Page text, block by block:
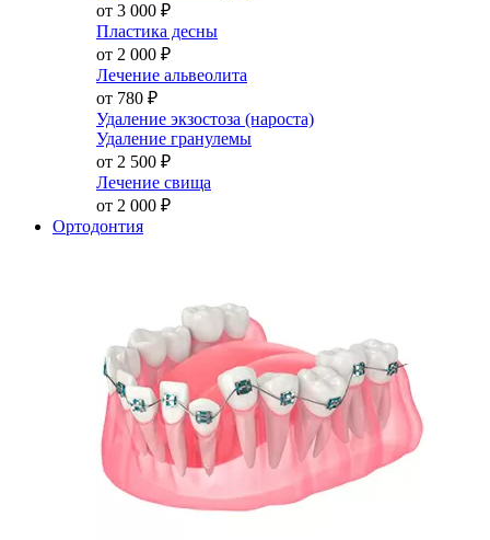
от 3 000 ₽
Пластика десны
от 2 000 ₽
Лечение альвеолита
от 780 ₽
Удаление экзостоза (нароста)
Удаление гранулемы
от 2 500 ₽
Лечение свища
от 2 000 ₽
Ортодонтия